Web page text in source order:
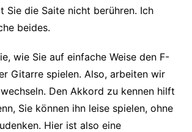
Sie die Saite nicht berühren. Ich
beides.
wie Sie auf einfache Weise den F-
Gitarre spielen. Also, arbeiten wir
Den Akkord zu kennen hilft
Sie können ihn leise spielen, ohne
Hier ist also eine